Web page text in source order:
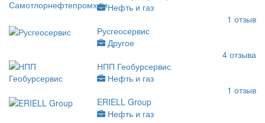
Нефть и газ
1 отзыв
Русгеосервис
Другое
4 отзыва
НПП Геобурсервис
Нефть и газ
1 отзыв
ERIELL Group
Нефть и газ